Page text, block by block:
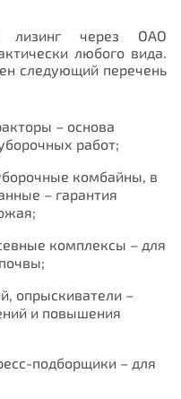
лизинг через ОАО
любого вида.
следующий перечень
– основа
работ;
комбайны, в
– гарантия
комплексы – для
опрыскиватели –
и повышения
подборщики – для